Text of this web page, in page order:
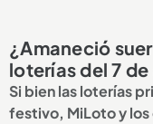
¿Amaneció
loterías del 7
Si bien las loterías
festivo, MiLoto y los